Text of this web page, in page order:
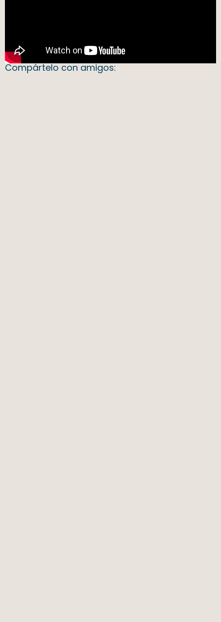
Compártelo con amigos: